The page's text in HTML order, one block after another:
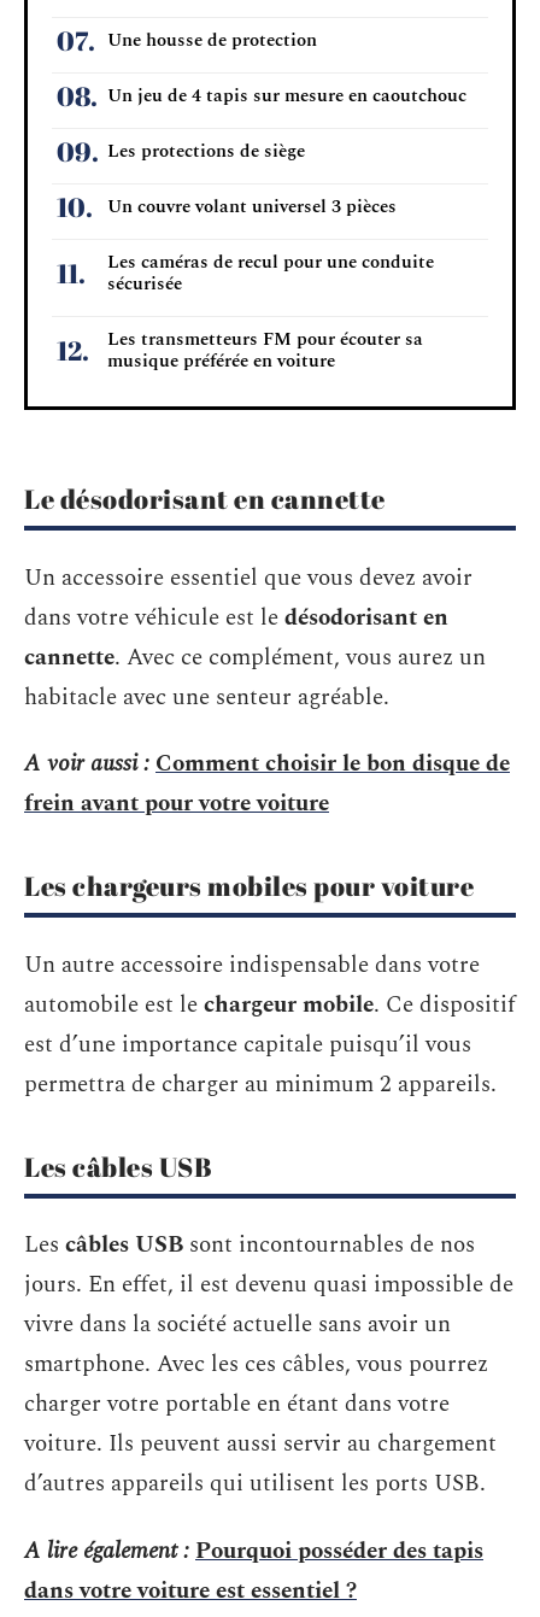
Une housse de protection
Un jeu de 4 tapis sur mesure en caoutchouc
Les protections de siège
Un couvre volant universel 3 pièces
Les caméras de recul pour une conduite
sécurisée
Les transmetteurs FM pour écouter sa
musique préférée en voiture
Le désodorisant en cannette
Un accessoire essentiel que vous devez avoir
dans votre véhicule est ledésodorisanten
cannette. Avec ce complément, vous aurez un
habitacle avec une senteur agréable.
A voir aussi :Comment choisir le bon disque de
frein avant pour votre voiture
Les chargeurs mobiles pour voiture
Un autre accessoire indispensable dans votre
automobile est lechargeur mobile. Ce dispositif
est d’une importance capitale puisqu’il vous
permettra de charger au minimum 2 appareils.
Les câbles USB
Les câbles USB sont incontournables de nos
jours. En effet, il est devenu quasi impossible de
vivre dans la société actuelle sans avoir un
smartphone. Avec les ces câbles, vous pourrez
charger votre portable en étant dans votre
voiture. Ils peuvent aussi servir au chargement
d’autres appareils qui utilisent les ports USB.
A lire également :Pourquoi posséder des tapis
dans votre voiture est essentiel ?